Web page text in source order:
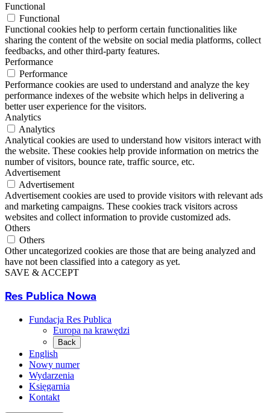
Functional
Functional
Functional cookies help to perform certain functionalities like
sharing the content of the website on social media platforms, collect
feedbacks, and other third-party features.
Performance
Performance
Performance cookies are used to understand and analyze the key
performance indexes of the website which helps in delivering a
better user experience for the visitors.
Analytics
Analytics
Analytical cookies are used to understand how visitors interact with
the website. These cookies help provide information on metrics the
number of visitors, bounce rate, traffic source, etc.
Advertisement
Advertisement
Advertisement cookies are used to provide visitors with relevant ads
and marketing campaigns. These cookies track visitors across
websites and collect information to provide customized ads.
Others
Others
Other uncategorized cookies are those that are being analyzed and
have not been classified into a category as yet.
SAVE & ACCEPT
Res Publica Nowa
Fundacja Res Publica
Europa na krawędzi
Back
English
Nowy numer
Wydarzenia
Księgarnia
Kontakt